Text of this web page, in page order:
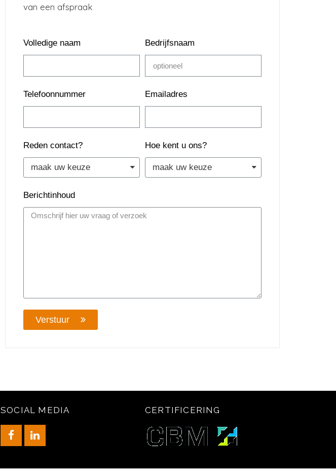
van een afspraak
Volledige naam Bedrijfsnaam
Telefoonnummer Emailadres
Reden contact? Hoe kent u ons?
Berichtinhoud
Verstuur
SOCIAL MEDIA CERTIFICERING